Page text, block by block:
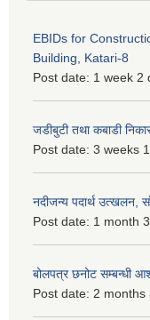
EBIDs for
Building, Katari-8
Post date: 1 week 2
जडीबुटी तथा कबाडी
Post date: 3 weeks
नदीजन्य पदार्थ उत्खलन,
Post date: 1 month
बोलपत्र छनोट सम्बन्धी
Post date: 2 months